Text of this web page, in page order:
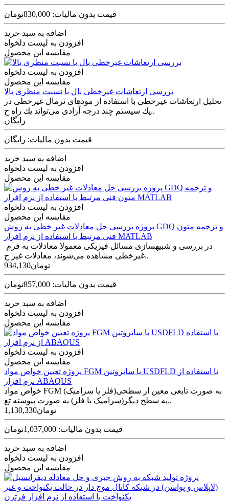
قیمت بدون مالیات: 830,000تومان
اضافه به سبد خرید
افزودن به لیست دلخواه
مقایسه این محصول
افزودن به لیست دلخواه
مقایسه این محصول
بررسی ارتعاشات غیرخطی بال با نسبت منظری بالا
تحليل ارتعاشات غيرخطی با استفاده از مودهای نرمال غيرخطی در
یك سيستم چند درجه آزادی می‌تواند یك راه ح..
رایگان
قیمت بدون مالیات: رایگان
اضافه به سبد خرید
افزودن به لیست دلخواه
مقایسه این محصول
افزودن به لیست دلخواه
مقایسه این محصول
پروژه بررسی حل معادلات غیر خطی به روش GDQ و ترجمه متون
فنی مرتبط با استفاده از نرم افزار MATLAB
غیر­خطی مشاهده می­‌شوند، معادلات غیر خ..
934,130تومان
قیمت بدون مالیات: 857,000تومان
اضافه به سبد خرید
افزودن به لیست دلخواه
مقایسه این محصول
افزودن به لیست دلخواه
مقایسه این محصول
پروژه تعیین خواص مواد FGM با سابروتین USDFLD با استفاده از
نرم افزار ABAQUS
خواص مواد FGM به صورت تابعی معین از سطحی(فلز یا سرامیک)
به سطح دیگر(سرامیک یا فلز) به صورت پیوسته تع..
1,130,330تومان
قیمت بدون مالیات: 1,037,000تومان
اضافه به سبد خرید
افزودن به لیست دلخواه
مقایسه این محصول